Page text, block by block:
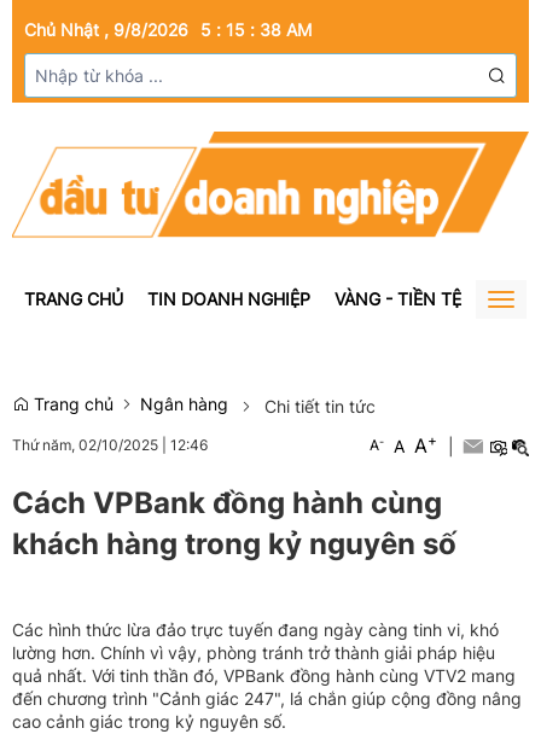
Chủ Nhật , 9/8/2026 5 : 15 : 38 AM
TRANG CHỦ TIN DOANH NGHIỆP VÀNG - TIỀN TỆ BẤT
Trang chủ Ngân hàng Chi tiết tin tức
Thứ năm, 02/10/2025 12:46 A- A A+
Cách VPBank đồng hành cùng
khách hàng trong kỷ nguyên số
Các hình thức lừa đảo trực tuyến đang ngày càng tinh vi, khó
lường hơn. Chính vì vậy, phòng tránh trở thành giải pháp hiệu
quả nhất. Với tinh thần đó, VPBank đồng hành cùng VTV2 mang
đến chương trình "Cảnh giác 247", lá chắn giúp cộng đồng nâng
cao cảnh giác trong kỷ nguyên số.